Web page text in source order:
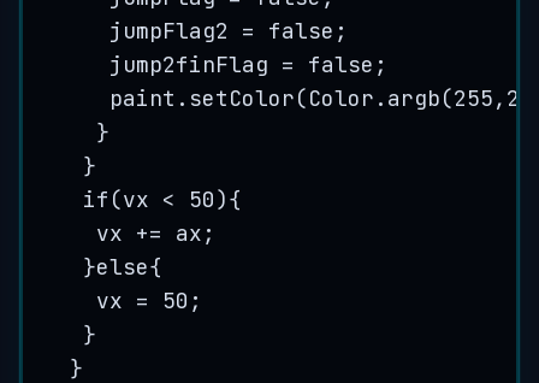
jumpFlag2 = false ;
jump2finFlag = false ;
paint . setColor(Color . argb(255,
}
}
if (vx < 50){
vx += ax;
}else{
vx = 50 ;
}
}